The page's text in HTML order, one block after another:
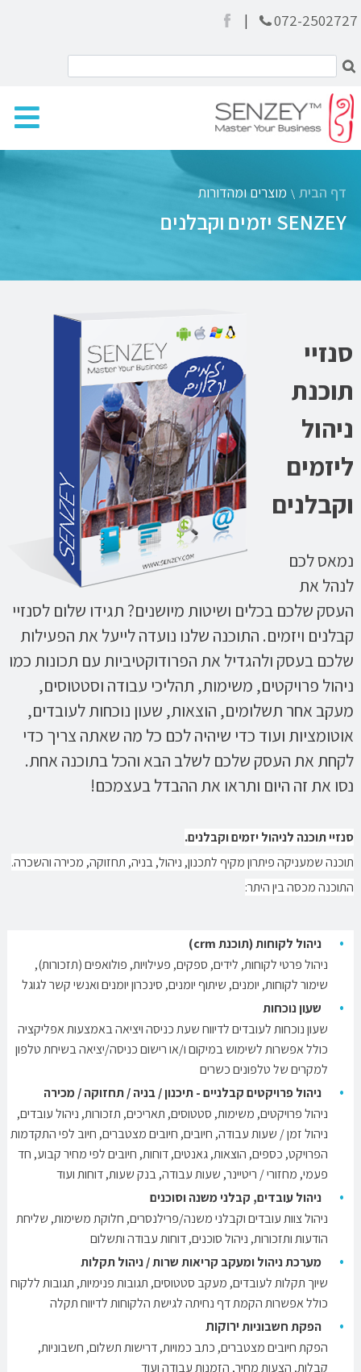
072-2502727
|
דף הבית \ מוצרים ומהדורות
SENZEY יזמים וקבלנים
סנזיי
תוכנת
ניהול
ליזמים
וקבלנים
נמאס לכם
לנהל את
העסק שלכם בכלים ושיטות מיושנים? תגידו שלום לסנזיי
קבלנים ויזמים. התוכנה שלנו נועדה לייעל את הפעילות
שלכם בעסק ולהגדיל את הפרודוקטיביות עם תכונות כמו
ניהול פרויקטים, משימות, תהליכי עבודה וסטטוסים,
מעקב אחר תשלומים, הוצאות, שעון נוכחות לעובדים,
אוטומציות ועוד כדי שיהיה לכם כל מה שאתה צריך כדי
לקחת את העסק שלכם לשלב הבא והכל בתוכנה אחת.
נסו את זה היום ותראו את ההבדל בעצמכם!
סנזיי תוכנה לניהול יזמים וקבלנים.
תוכנה שמעניקה פיתרון מקיף לתכנון, ניהול, בניה, תחזוקה, מכירה והשכרה.
התוכנה מכסה בין היתר:
ניהול לקוחות (תוכנת crm)
ניהול פרטי לקוחות, לידים, ספקים, פעילויות, פולואפים (תזכורות),
שימור לקוחות, יומנים, שיתוף יומנים, סינכרון יומנים ואנשי קשר לגוגל
שעון נוכחות
שעון נוכחות לעובדים לדיווח שעת כניסה ויציאה באמצעות אפליקציה
כולל אפשרות לשימוש במיקום ו/או רישום כניסה/יציאה בשיחת טלפון
למקרים של טלפונים כשרים
ניהול פרויקטים קבלניים - תיכנון / בניה / תחזוקה / מכירה
ניהול פרויקטים, משימות, סטטוסים, תאריכים, תזכורות, ניהול עובדים,
ניהול זמן / שעות עבודה, חיובים, חיובים מצטברים, חיוב לפי התקדמות
הפרויקט, כספים, הוצאות, גאנטים, דוחות, חיובים לפי מחיר קבוע, חד
פעמי, מחזורי / ריטיינר, שעות עבודה, בנק שעות, דוחות ועוד
ניהול עובדים, קבלני משנה וסוכנים
ניהול צוות עובדים וקבלני משנה/פרילנסרים, חלוקת משימות, שליחת
הודעות ותזכורות, ניהול סוכנים, דוחות עבודה ותשלום
מערכת ניהול ומעקב קריאות שרות / ניהול תקלות
שיוך תקלות לעובדים, מעקב סטטוסים, תגובות פנימיות, תגובות ללקוח
כולל אפשרות הקמת דף נחיתה לגישת הלקוחות לדיווח תקלה
הפקת חשבוניותירוקות
הפקת חיובים מצטברים, כתב כמויות, דרישות תשלום, חשבוניות,
קבלות, הצעות מחיר, הזמנות עבודה ועוד